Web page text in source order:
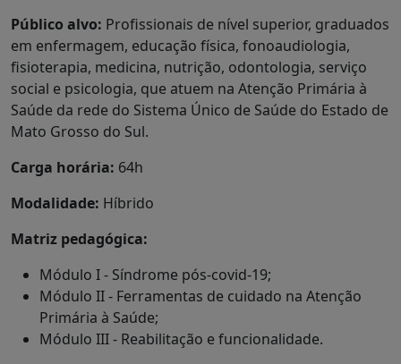
Público alvo: Profissionais de nível superior, graduados
em enfermagem, educação física, fonoaudiologia,
fisioterapia, medicina, nutrição, odontologia, serviço
social e psicologia, que atuem na Atenção Primária à
Saúde da rede do Sistema Único de Saúde do Estado de
Mato Grosso do Sul.
Carga horária: 64h
Modalidade: Híbrido
Matriz pedagógica:
Módulo I - Síndrome pós-covid-19;
Módulo II - Ferramentas de cuidado na Atenção
Primária à Saúde;
Módulo III - Reabilitação e funcionalidade.